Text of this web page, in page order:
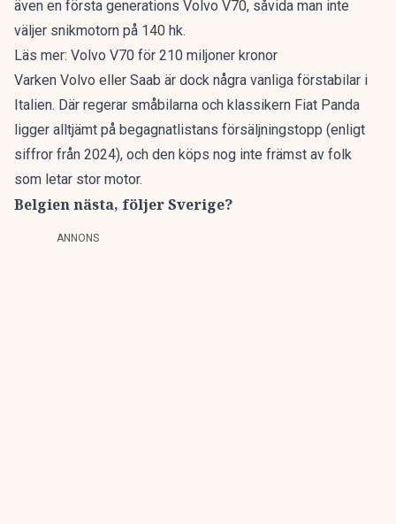
även en första generations Volvo V70, såvida man inte
väljer snikmotorn på 140 hk.
Läs mer: Volvo V70 för 210 miljoner kronor
Varken Volvo eller Saab är dock några vanliga förstabilar i
Italien. Där regerar småbilarna och klassikern Fiat Panda
ligger alltjämt på begagnatlistans försäljningstopp (enligt
siffror från 2024), och den köps nog inte främst av folk
som letar stor motor.
Belgien nästa, följer Sverige?
ANNONS